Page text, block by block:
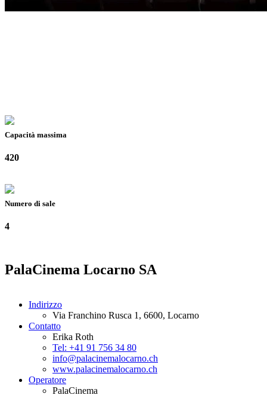
Capacità massima
420
Numero di sale
4
PalaCinema Locarno SA
Indirizzo
Via Franchino Rusca 1, 6600, Locarno
Contatto
Erika Roth
Tel: +41 91 756 34 80
info@palacinemalocarno.ch
www.palacinemalocarno.ch
Operatore
PalaCinema